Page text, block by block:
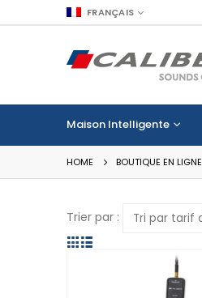
FRANÇAIS
Maison Intelligente
HOME BOUTIQUE EN LIGNE
Trier par :